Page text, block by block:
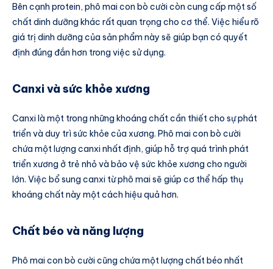
Bên cạnh protein, phô mai con bò cười còn cung cấp một số
chất dinh dưỡng khác rất quan trọng cho cơ thể. Việc hiểu rõ
giá trị dinh dưỡng của sản phẩm này sẽ giúp bạn có quyết
định đúng đắn hơn trong việc sử dụng.
Canxi và sức khỏe xương
Canxi là một trong những khoáng chất cần thiết cho sự phát
triển và duy trì sức khỏe của xương. Phô mai con bò cười
chứa một lượng canxi nhất định, giúp hỗ trợ quá trình phát
triển xương ở trẻ nhỏ và bảo vệ sức khỏe xương cho người
lớn. Việc bổ sung canxi từ phô mai sẽ giúp cơ thể hấp thụ
khoáng chất này một cách hiệu quả hơn.
Chất béo và năng lượng
Phô mai con bò cười cũng chứa một lượng chất béo nhất